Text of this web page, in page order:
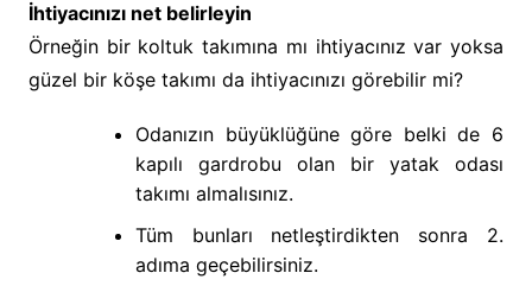
İhtiyacınızı net belirleyin
Örneğin bir koltuk takımına mı ihtiyacınız var yoksa
güzel bir köşe takımı da ihtiyacınızı görebilir mi?
Odanızın büyüklüğüne göre belki de 6
kapılı gardrobu olan bir yatak odası
takımı almalısınız.
Tüm bunları netleştirdikten sonra 2.
adıma geçebilirsiniz.